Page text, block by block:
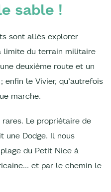
sable !
sont allés explorer
limite du terrain militaire
deuxième route et un
le Vivier, qu’autrefois
marche.
Le propriétaire de
une Dodge. Il nous
du Petit Nice à
et par le chemin le